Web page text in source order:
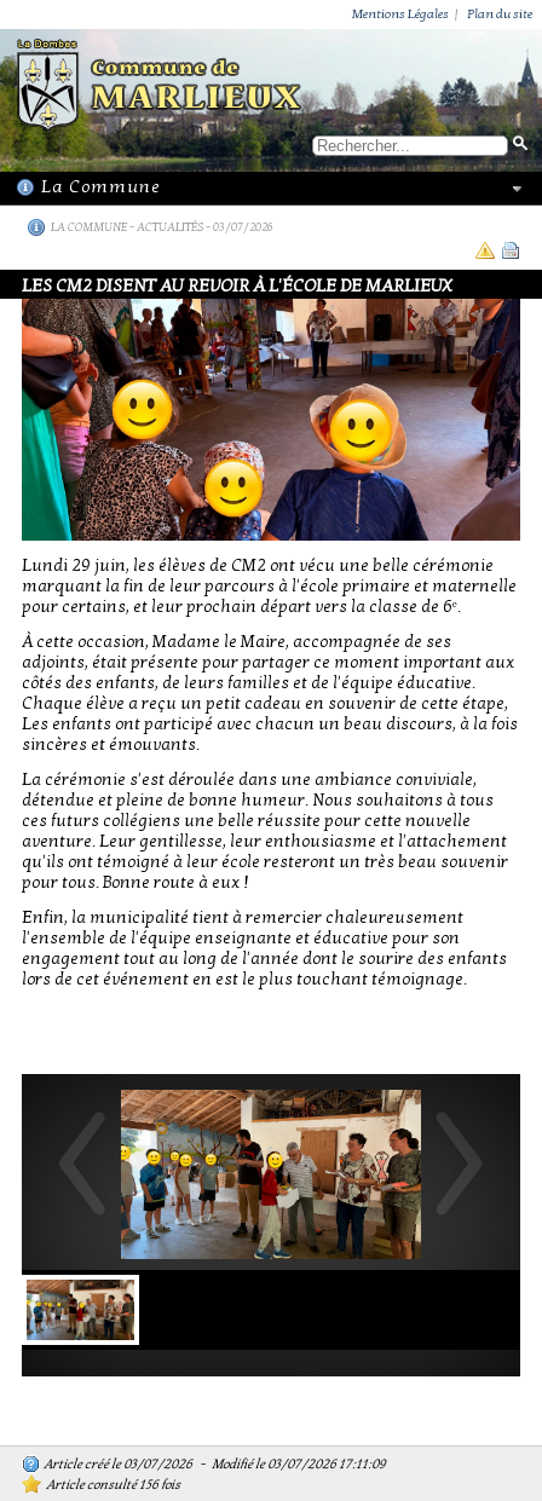
Mentions Légales | Plan du site
LA COMMUNE-ACTUALITÉS- 03/07/2026
LES CM2 DISENT AU REVOIR À L'ÉCOLE DE MARLIEUX
Lundi 29 juin, les élèves de CM2 ont vécu une belle cérémonie
marquant la fin de leur parcours à l'école primaire et maternelle
pour certains, et leur prochain départ vers la classe de 6ᵉ.
À cette occasion, Madame le Maire, accompagnée de ses
adjoints, était présente pour partager ce moment important aux
côtés des enfants, de leurs familles et de l'équipe éducative.
Chaque élève a reçu un petit cadeau en souvenir de cette étape,
Les enfants ont participé avec chacun un beau discours, à la fois
sincères et émouvants.
La cérémonie s'est déroulée dans une ambiance conviviale,
détendue et pleine de bonne humeur. Nous souhaitons à tous
ces futurs collégiens une belle réussite pour cette nouvelle
aventure. Leur gentillesse, leur enthousiasme et l'attachement
qu'ils ont témoigné à leur école resteront un très beau souvenir
pour tous. Bonne route à eux !
Enfin, la municipalité tient à remercier chaleureusement
l'ensemble de l'équipe enseignante et éducative pour son
engagement tout au long de l'année dont le sourire des enfants
lors de cet événement en est le plus touchant témoignage.
Article créé le 03/07/2026 - Modifié le 03/07/2026 17:11:09
Article consulté 156 fois